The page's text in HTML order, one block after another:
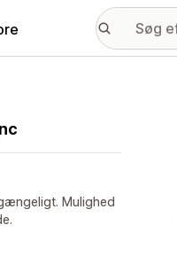
Mulighed